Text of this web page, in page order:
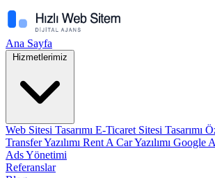
Ana Sayfa
Hizmetlerimiz
Web Sitesi Tasarımı E-Ticaret Sitesi Tasarımı
Transfer Yazılımı Rent A Car Yazılımı Google
Ads Yönetimi
Referanslar